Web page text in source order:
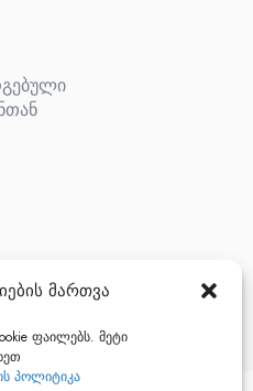
მართვა
ფაილებს. მეტი
პოლიტიკა